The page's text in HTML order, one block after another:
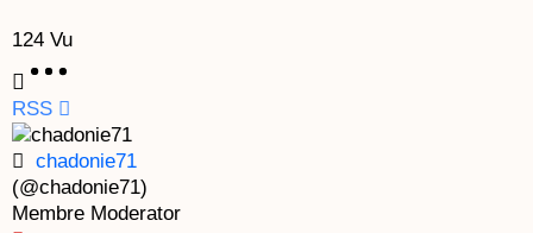
124 Vu
RSS
chadonie71
(@chadonie71)
Membre Moderator